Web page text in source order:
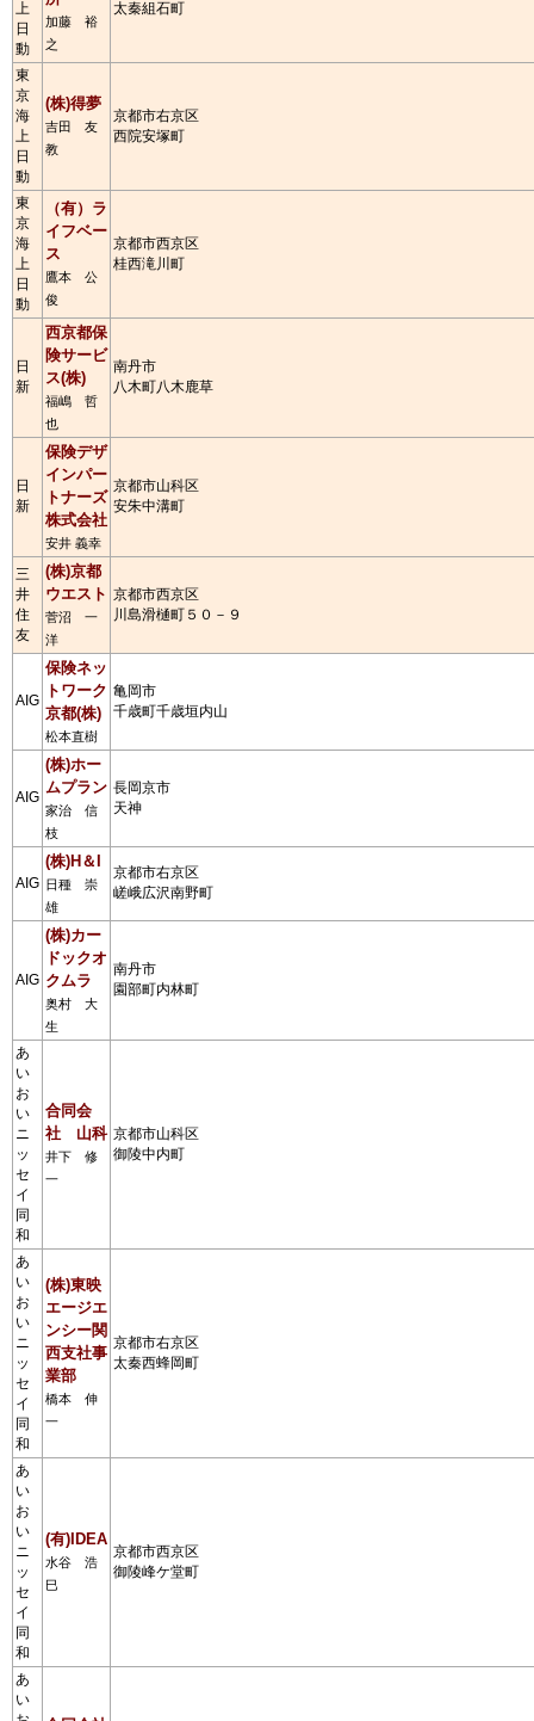
上
日
動
加藤 裕
之
太秦組石町
東
京
海
上
日
動
(株)得夢
吉田 友
教
京都市右京区
西院安塚町
東
京
海
上
日
動
（有）ラ
イフベー
ス
鷹本 公
俊
京都市西京区
桂西滝川町
日
新
西京都保
険サービ
ス(株)
福嶋 哲
也
南丹市
八木町八木鹿草
日
新
保険デザ
インパー
トナーズ
株式会社
安井 義幸
京都市山科区
安朱中溝町
三
井
住
友
(株)京都
ウエスト
菅沼 一
洋
京都市西京区
川島滑樋町５０－９
AIG
保険ネッ
トワーク
京都(株)
松本直樹
亀岡市
千歳町千歳垣内山
AIG
(株)ホー
ムプラン
家治 信
枝
長岡京市
天神
AIG
(株)H＆I
日種 崇
雄
京都市右京区
嵯峨広沢南野町
AIG
(株)カー
ドックオ
クムラ
奥村 大
生
南丹市
園部町内林町
あ
い
お
い
ニ
ッ
セ
イ
同
和
合同会
社 山科
井下 修
一
京都市山科区
御陵中内町
あ
い
お
い
ニ
ッ
セ
イ
同
和
(株)東映
エージエ
ンシー関
西支社事
業部
橋本 伸
一
京都市右京区
太秦西蜂岡町
あ
い
お
い
ニ
ッ
セ
イ
同
和
(有)IDEA
水谷 浩
巳
京都市西京区
御陵峰ケ堂町
あ
い